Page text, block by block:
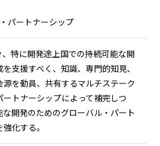
パートナーシップ
、特に開発途上国での持続可能な開
支援すべく、知識、専門的知見、
源を動員、共有するマルチステーク
ートナーシップによって補完しつ
な開発のためのグローバル・パート
化する。